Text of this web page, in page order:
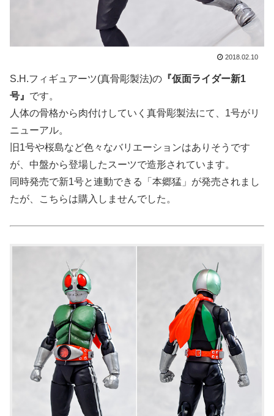
2018.02.10
S.H.フィギュアーツ(真骨彫製法)の 『仮面ライダー新1
号』 です。
人体の骨格から肉付けしていく真骨彫製法にて、1号がリ
ニューアル。
旧1号や桜島など色々なバリエーションはありそうです
が、中盤から登場したスーツで造形されています。
同時発売で新1号と連動できる「本郷猛」が発売されまし
たが、こちらは購入しませんでした。